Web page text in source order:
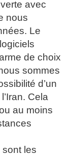
avec
nous
Le
de choix
sommes
d’un
Cela
au moins
les